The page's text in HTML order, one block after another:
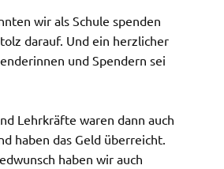
wir als Schule spenden
darauf. Und ein herzlicher
und Spendern sei
Lehrkräfte waren dann auch
haben das Geld überreicht.
haben wir auch